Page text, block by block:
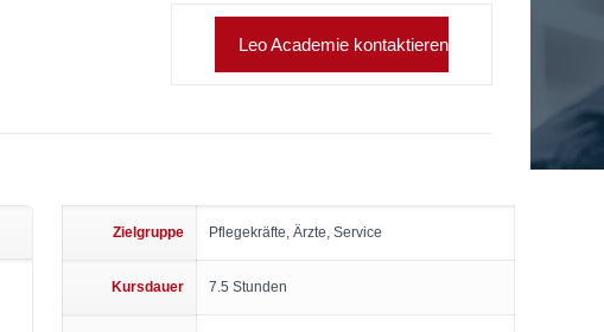
Leo Academie kontaktieren
Zielgruppe Pflegekräfte, Ärzte, Service
Kursdauer 7.5 Stunden